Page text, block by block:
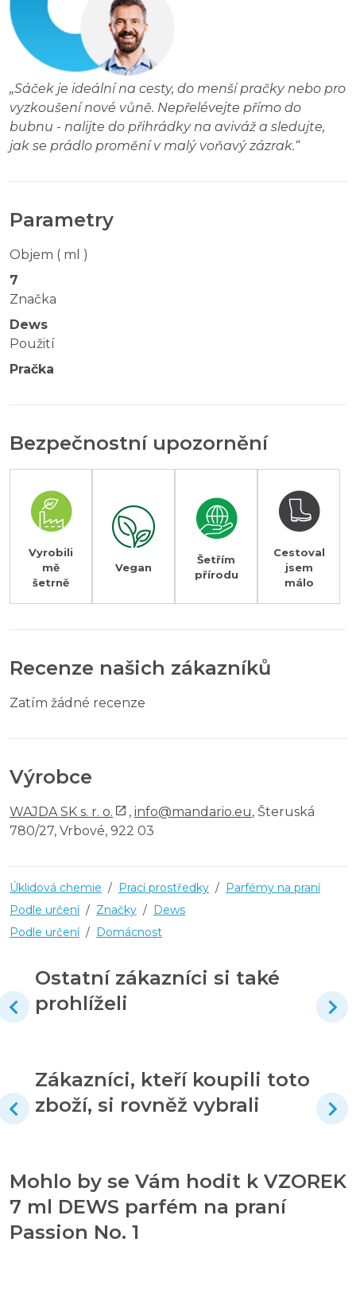
„Sáček je ideální na cesty, do menší pračky nebo pro
vyzkoušení nové vůně. Nepřelévejte přímo do
bubnu - nalijte do přihrádky na aviváž a sledujte,
jak se prádlo promění v malý voňavý zázrak.“
Parametry
Objem ( ml )
7
Značka
Dews
Použití
Pračka
Bezpečnostní upozornění
Vyrobili
mě
šetrně
Vegan
Šetřím
přírodu
Cestoval
jsem
málo
Recenze našich zákazníků
Zatím žádné recenze
Výrobce
WAJDA SK s. r. o. , info@mandario.eu, Šteruská
780/27, Vrbové, 922 03
Úklidová chemie / Prací prostředky /
Parfémy na praní
Podle určení / Značky /
Dews
Podle určení / Domácnost
Ostatní zákazníci si také
prohlíželi
Zákazníci, kteří koupili toto
zboží, si rovněž vybrali
Mohlo by se Vám hodit k VZOREK
7 ml DEWS parfém na praní
Passion No. 1